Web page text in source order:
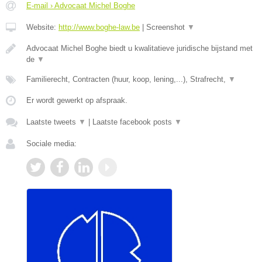
E-mail › Advocaat Michel Boghe
Website: http://www.boghe-law.be | Screenshot ▼
Advocaat Michel Boghe biedt u kwalitatieve juridische bijstand met
de ▼
Familierecht, Contracten (huur, koop, lening,...), Strafrecht, ▼
Er wordt gewerkt op afspraak.
Laatste tweets ▼ | Laatste facebook posts ▼
Sociale media: